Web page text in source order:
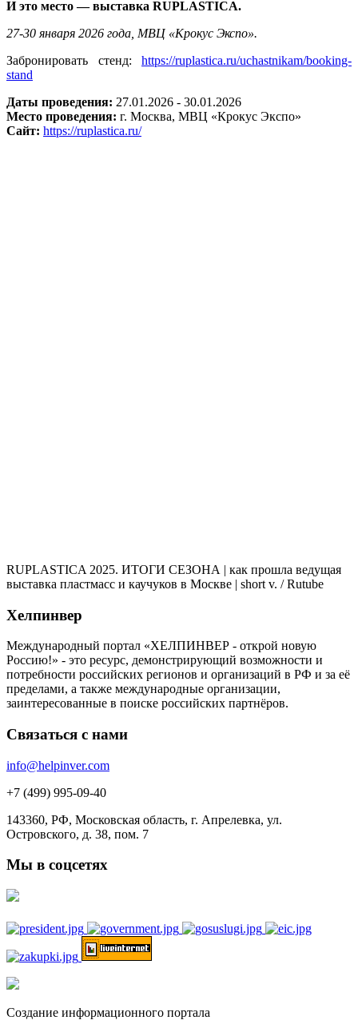
И это место — выставка RUPLASTICA.
27-30 января 2026 года, МВЦ «Крокус Экспо».
Забронировать стенд: https://ruplastica.ru/uchastnikam/booking-
stand
Даты проведения: 27.01.2026 - 30.01.2026
Место проведения: г. Москва, МВЦ «Крокус Экспо»
Сайт: https://ruplastica.ru/
RUPLASTICA 2025. ИТОГИ СЕЗОНА | как прошла ведущая
выставка пластмасс и каучуков в Москве | short v. / Rutube
Хелпинвер
Международный портал «ХЕЛПИНВЕР - открой новую
Россию!» - это ресурс, демонстрирующий возможности и
потребности российских регионов и организаций в РФ и за её
пределами, а также международные организации,
заинтересованные в поиске российских партнёров.
Связаться с нами
info@helpinver.com
+7 (499) 995-09-40
143360, РФ, Московская область, г. Апрелевка, ул.
Островского, д. 38, пом. 7
Мы в соцсетях
Создание информационного портала